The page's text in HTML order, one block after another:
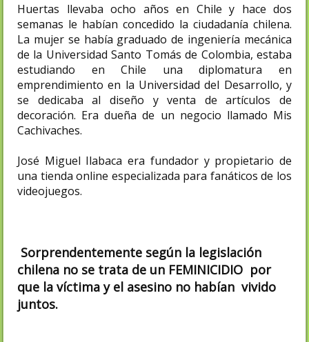
Huertas llevaba ocho años en Chile y hace dos
semanas le habían concedido la ciudadanía chilena.
La mujer se había graduado de ingeniería mecánica
de la Universidad Santo Tomás de Colombia, estaba
estudiando en Chile una diplomatura en
emprendimiento en la Universidad del Desarrollo, y
se dedicaba al diseño y venta de artículos de
decoración. Era dueña de un negocio llamado Mis
Cachivaches.
José Miguel Ilabaca era fundador y propietario de
una tienda online especializada para fanáticos de los
videojuegos.
Sorprendentemente según la legislación
chilena no se trata de un FEMINICIDIO por
que la víctima y el asesino no habían vivido
juntos.